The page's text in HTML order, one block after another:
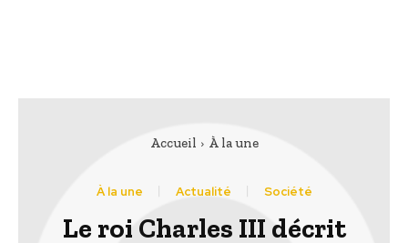
Accueil À la une
À la une Actualité Société
Le roi Charles III décrit